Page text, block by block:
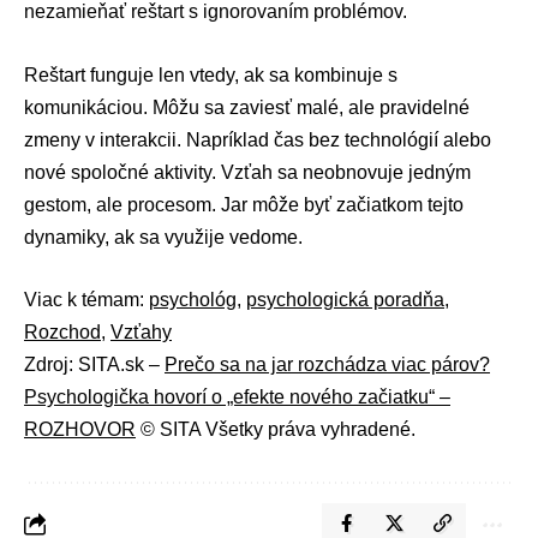
nezamieňať reštart s ignorovaním problémov.
Reštart funguje len vtedy, ak sa kombinuje s
komunikáciou. Môžu sa zaviesť malé, ale pravidelné
zmeny v interakcii. Napríklad čas bez technológií alebo
nové spoločné aktivity. Vzťah sa neobnovuje jedným
gestom, ale procesom. Jar môže byť začiatkom tejto
dynamiky, ak sa využije vedome.
Viac k témam: psychológ, psychologická poradňa,
Rozchod, Vzťahy
Zdroj: SITA.sk – Prečo sa na jar rozchádza viac párov?
Psychologička hovorí o „efekte nového začiatku“ –
ROZHOVOR © SITA Všetky práva vyhradené.